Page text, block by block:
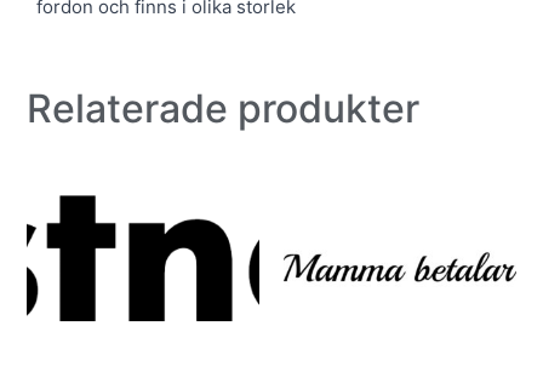
fordon och finns i olika storlek
Relaterade produkter